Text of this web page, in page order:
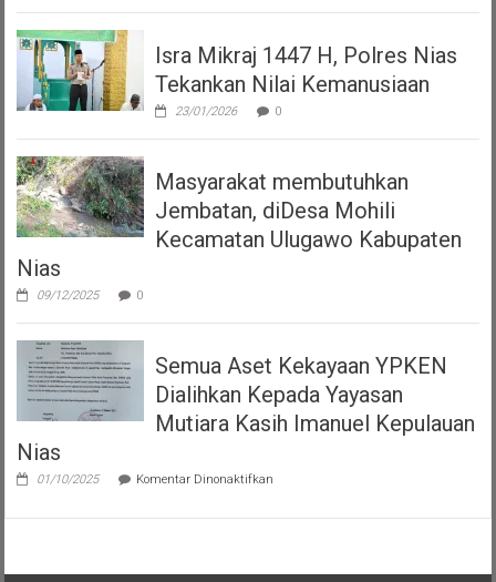
Isra Mikraj 1447 H, Polres Nias
Tekankan Nilai Kemanusiaan
23/01/2026 0
Masyarakat membutuhkan
Jembatan, diDesa Mohili
Kecamatan Ulugawo Kabupaten
Nias
09/12/2025 0
Semua Aset Kekayaan YPKEN
Dialihkan Kepada Yayasan
Mutiara Kasih Imanuel Kepulauan
Nias
01/10/2025 Komentar Dinonaktifkan